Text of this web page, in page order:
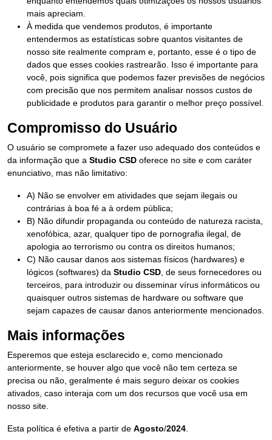
mais apreciam.
À medida que vendemos produtos, é importante
entendermos as estatísticas sobre quantos visitantes de
nosso site realmente compram e, portanto, esse é o tipo de
dados que esses cookies rastrearão. Isso é importante para
você, pois significa que podemos fazer previsões de negócios
com precisão que nos permitem analisar nossos custos de
publicidade e produtos para garantir o melhor preço possível.
Compromisso do Usuário
O usuário se compromete a fazer uso adequado dos conteúdos e
da informação que a Studio CSD oferece no site e com caráter
enunciativo, mas não limitativo:
A) Não se envolver em atividades que sejam ilegais ou
contrárias à boa fé a à ordem pública;
B) Não difundir propaganda ou conteúdo de natureza racista,
xenofóbica, azar, qualquer tipo de pornografia ilegal, de
apologia ao terrorismo ou contra os direitos humanos;
C) Não causar danos aos sistemas físicos (hardwares) e
lógicos (softwares) da Studio CSD , de seus fornecedores ou
terceiros, para introduzir ou disseminar vírus informáticos ou
quaisquer outros sistemas de hardware ou software que
sejam capazes de causar danos anteriormente mencionados.
Mais informações
Esperemos que esteja esclarecido e, como mencionado
anteriormente, se houver algo que você não tem certeza se
precisa ou não, geralmente é mais seguro deixar os cookies
ativados, caso interaja com um dos recursos que você usa em
nosso site.
Esta política é efetiva a partir de Agosto/2024